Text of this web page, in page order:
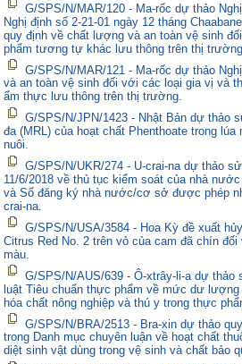
G/SPS/N/MAR/120 - Ma-rốc dự thảo
Nghị định số 2-21-01 ngày 12 tháng
quy định về chất lượng và an toàn vệ sinh
phẩm tương tự khác lưu thông trên thị trường.
G/SPS/N/MAR/121 - Ma-rốc dự thảo
và an toàn vệ sinh đối với các loại gia vị và
ẩm thực lưu thông trên thị trường.
G/SPS/N/JPN/1423 - Nhật Bản dự thảo
đa (MRL) của hoạt chất Phenthoate trong
nuôi.
G/SPS/N/UKR/274 - U-crai-na dự thảo
11/6/2018 về thủ tục kiểm soát của nhà
và Sổ đăng ký nhà nước/cơ sở được phép
crai-na.
G/SPS/N/USA/3584 - Hoa Kỳ đề xuất
Citrus Red No. 2 trên vỏ của cam đã chín
màu.
G/SPS/N/AUS/639 - Ô-xtrây-li-a dự thảo
luật Tiêu chuẩn thực phẩm về mức dư
hóa chất nông nghiệp và thú y trong thực
G/SPS/N/BRA/2513 - Bra-xin dự thảo
trong Danh mục chuyên luận về hoạt chất
diệt sinh vật dùng trong vệ sinh và chất bảo